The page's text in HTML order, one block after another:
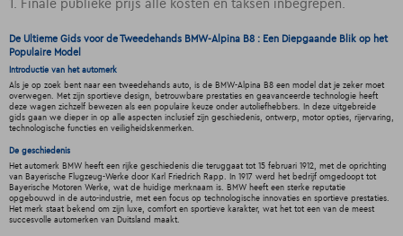
1. Finale publieke prijs alle kosten en taksen inbegrepen.
De Ultieme Gids voor de Tweedehands BMW-Alpina B8 : Een Diepgaande Blik op het
Populaire Model
Introductie van het automerk
Als je op zoek bent naar een tweedehands auto, is de BMW-Alpina B8 een model dat je zeker moet
overwegen. Met zijn sportieve design, betrouwbare prestaties en geavanceerde technologie heeft
deze wagen zichzelf bewezen als een populaire keuze onder autoliefhebbers. In deze uitgebreide
gids gaan we dieper in op alle aspecten inclusief zijn geschiedenis, ontwerp, motor opties, rijervaring,
technologische functies en veiligheidskenmerken.
De geschiedenis
Het automerk BMW heeft een rijke geschiedenis die teruggaat tot 15 februari 1912, met de oprichting
van Bayerische Flugzeug-Werke door Karl Friedrich Rapp. In 1917 werd het bedrijf omgedoopt tot
Bayerische Motoren Werke, wat de huidige merknaam is. BMW heeft een sterke reputatie
opgebouwd in de auto-industrie, met een focus op technologische innovaties en sportieve prestaties.
Het merk staat bekend om zijn luxe, comfort en sportieve karakter, wat het tot een van de meest
succesvolle automerken van Duitsland maakt.